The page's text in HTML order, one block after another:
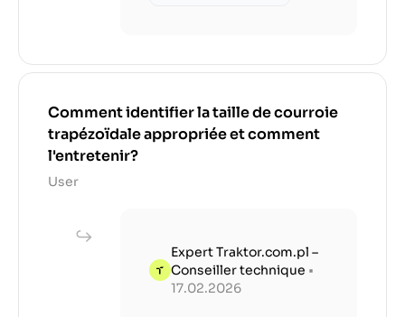
Comment identifier la taille de courroie
trapézoïdale appropriée et comment
l'entretenir?
User
Expert Traktor.com.pl –
Conseiller technique •
17.02.2026